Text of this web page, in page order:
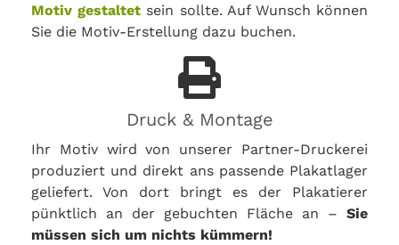
Motiv gestaltet sein sollte. Auf Wunsch können
Sie die Motiv-Erstellung dazu buchen.
Druck & Montage
Ihr Motiv wird von unserer Partner-Druckerei
produziert und direkt ans passende Plakatlager
geliefert. Von dort bringt es der Plakatierer
pünktlich an der gebuchten Fläche an – Sie
müssen sich um nichts kümmern!